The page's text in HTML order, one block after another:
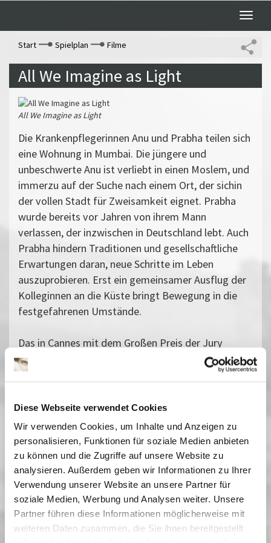
Diese Webseite verwendet Cookies
Wir verwenden Cookies, um Inhalte und Anzeigen zu
personalisieren, Funktionen für soziale Medien anbieten
zu können und die Zugriffe auf unsere Website zu
analysieren. Außerdem geben wir Informationen zu Ihrer
Verwendung unserer Website an unsere Partner für
soziale Medien, Werbung und Analysen weiter. Unsere
Partner führen diese Informationen möglicherweise mit
weiteren Daten zusammen, die Sie ihnen bereitgestellt
Toggle
Start
Spielplan Filme
All We Imagine as Light
All We Imagine as Light
Die Krankenpflegerinnen Anu und Prabha teilen sich
eine Wohnung in Mumbai. Die jüngere und
unbeschwerte Anu ist verliebt in einen Moslem, und
immerzu auf der Suche nach einem Ort, der sichin
der vollen Stadt für Zweisamkeit eignet. Prabha
wurde bereits vor Jahren von ihrem Mann
verlassen, der inzwischen in Deutschland lebt. Auch
Prabha hindern Traditionen und gesellschaftliche
Erwartungen daran, neue Schritte im Leben
auszuprobieren. Erst ein gemeinsamer Ausflug der
Kolleginnen an die Küste bringt Bewegung in die
festgefahrenen Umstände.
Das in Cannes mit dem Großen Preis der Jury
ausgezeichnete Spielfilmdebüt mutet fast
dokumentarisch an und entwickelt eine
der Megastadt Mumbai einzigartig wiedergibt.
Vergangene Vorstellungen
01 März 2025| 19:15
02 März 2025| 17:00
11 März 2025| 17:00
16 März 2025| 17:00
20 März 2025| 19:00
22 März 2025